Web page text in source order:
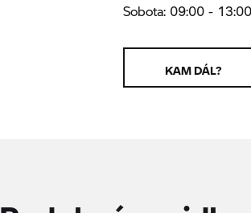
Sobota: 09:00 - 13:00
KAM DÁL?